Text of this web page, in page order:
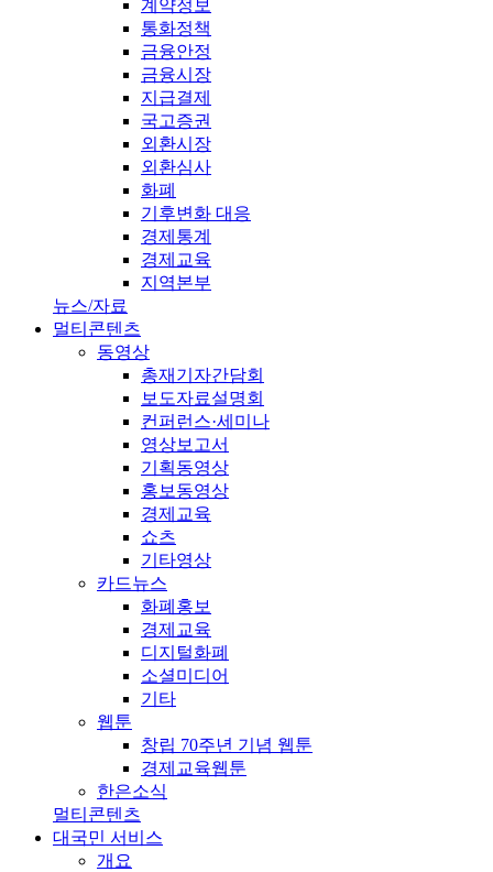
계약정보
통화정책
금융안정
금융시장
지급결제
국고증권
외환시장
외환심사
화폐
기후변화 대응
경제통계
경제교육
지역본부
뉴스/자료
멀티콘텐츠
동영상
총재기자간담회
보도자료설명회
컨퍼런스·세미나
영상보고서
기획동영상
홍보동영상
경제교육
쇼츠
기타영상
카드뉴스
화폐홍보
경제교육
디지털화폐
소셜미디어
기타
웹툰
창립 70주년 기념 웹툰
경제교육웹툰
한은소식
멀티콘텐츠
대국민 서비스
개요